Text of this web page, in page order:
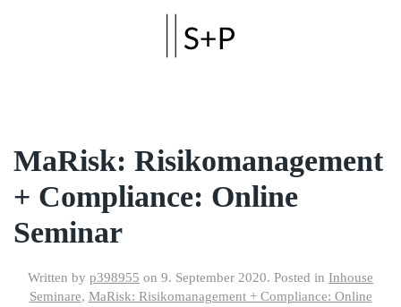
MaRisk: Risikomanagement
+ Compliance: Online
Seminar
Written by p398955 on 9. September 2020. Posted in Inhouse
Seminare, MaRisk: Risikomanagement + Compliance: Online